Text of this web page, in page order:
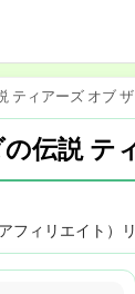
ティアーズ オブ
伝説 テ
ィリエイト）